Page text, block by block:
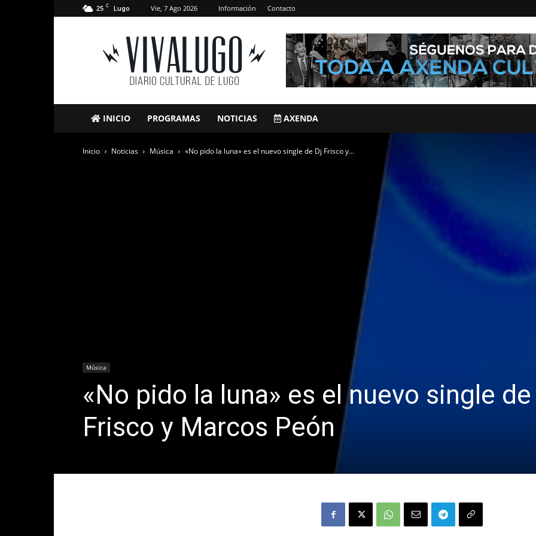
25 C Lugo Vie, 7 Ago 2026 Información Contacto
VivaLugo
INICIO PROGRAMAS NOTICIAS AXENDA
Inicio Noticias Música «No pido la luna» es el nuevo single de Dj Frisco y...
Música
«No pido la luna» es el nuevo single
Frisco y Marcos Peón